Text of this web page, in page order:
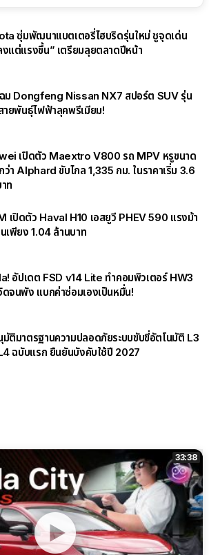
ซุ่มพัฒนาแบตเตอรี่ไฮบริดรุ่นใหม่ ชูจุดเด่น
งแต่แรงขึ้น” เตรียมลุยตลาดปีหน้า
ฉม Dongfeng Nissan NX7 สปอร์ต SUV รุ่น
ายพันธุ์ไฟฟ้าลุคพรีเมียม!
เปิดตัว Maextro V800 รถ MPV หรูขนาด
า Alphard ขับไกล 1,335 กม. ในราคาเริ่ม 3.6
ท
เปิดตัว Haval H10 เอสยูวี PHEV 590 แรงม้า
เพียง 1.04 ล้านบาท
อัปเดต FSD v14 Lite ทำคอมพิวเตอร์ HW3
ดจนพัง แบกค่าซ่อมเองเป็นหมื่น!
ติมาตรฐานความปลอดภัยระบบขับขี่อัตโนมัติ L3
ฉบับแรก ยืนยันบังคับใช้ปี 2027
33:38